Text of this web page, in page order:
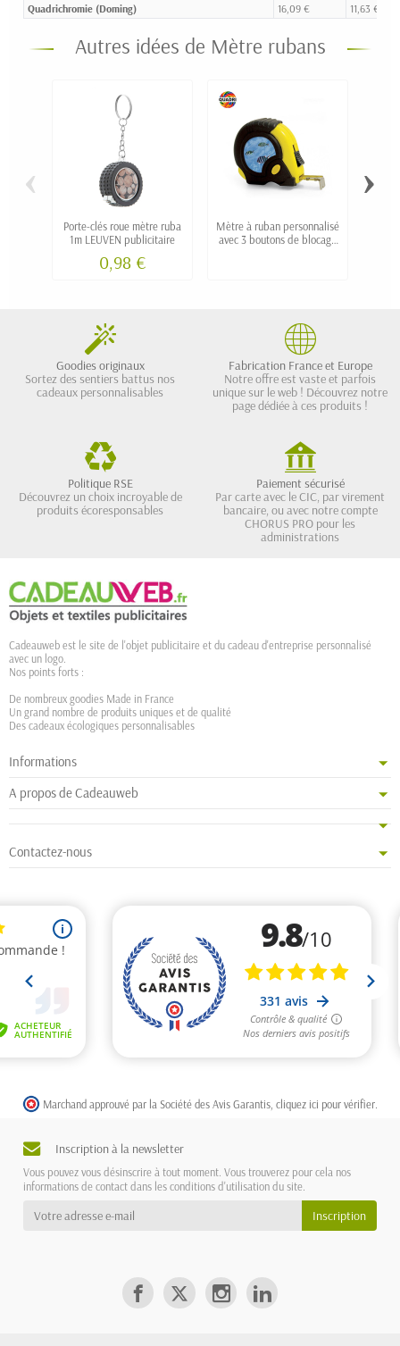
Quadrichromie (Doming)
16,09 € 11,63 €
Autres idées de Mètre rubans
Porte-clés roue mètre ruba
1m LEUVEN publicitaire
0,98 €
Mètre à ruban personnalisé
avec 3 boutons de blocage
‹ ›
Goodies originaux
Sortez des sentiers battus nos
cadeaux personnalisables
Fabrication France et Europe
Notre offre est vaste et parfois
unique sur le web ! Découvrez notre
page dédiée à ces produits !
Politique RSE
Découvrez un choix incroyable de
produits écoresponsables
Paiement sécurisé
Par carte avec le CIC, par virement
bancaire, ou avec notre compte
CHORUS PRO pour les
administrations
Cadeauweb est le site de l'objet publicitaire et du cadeau d'entreprise personnalisé
avec un logo.
Nos points forts :
De nombreux goodies Made in France
Un grand nombre de produits uniques et de qualité
Des cadeaux écologiques personnalisables
Informations
A propos de Cadeauweb
Contactez-nous
Marchand approuvé par la Société des Avis Garantis, cliquez ici pour vérifier
Inscription à la newsletter
Vous pouvez vous désinscrire à tout moment. Vous trouverez pour cela nos
informations de contact dans les conditions d'utilisation du site.